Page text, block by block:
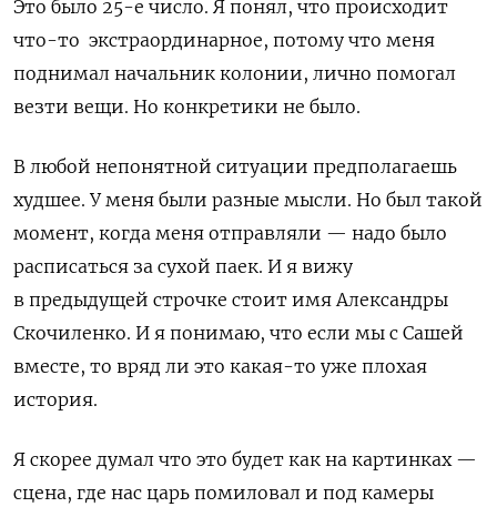
Это было 25-е число. Я понял, что происходит
что-то экстраординарное, потому что меня
поднимал начальник колонии, лично помогал
везти вещи. Но конкретики не было.
В любой непонятной ситуации предполагаешь
худшее. У меня были разные мысли. Но был такой
момент, когда меня отправляли — надо было
расписаться за сухой паек. И я вижу
в предыдущей строчке стоит имя Александры
Скочиленко. И я понимаю, что если мы с Сашей
вместе, то вряд ли это какая-то уже плохая
история.
Я скорее думал что это будет как на картинках —
сцена, где нас царь помиловал и под камеры